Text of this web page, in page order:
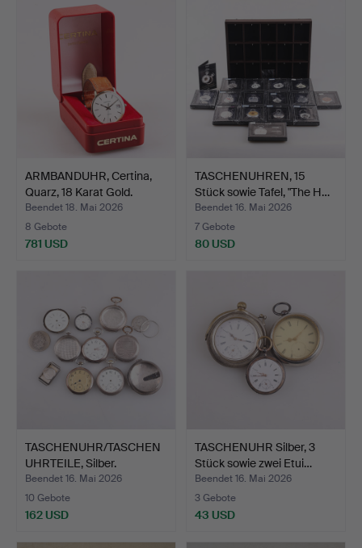
ARMBANDUHR, Certina,
Quarz, 18 Karat Gold.
Beendet 18. Mai 2026
8 Gebote
781 USD
TASCHENUHREN, 15
Stück sowie Tafel, "The H…
Beendet 16. Mai 2026
7 Gebote
80 USD
TASCHENUHR/TASCHEN
UHRTEILE, Silber.
Beendet 16. Mai 2026
10 Gebote
162 USD
TASCHENUHR Silber, 3
Stück sowie zwei Etui…
Beendet 16. Mai 2026
3 Gebote
43 USD